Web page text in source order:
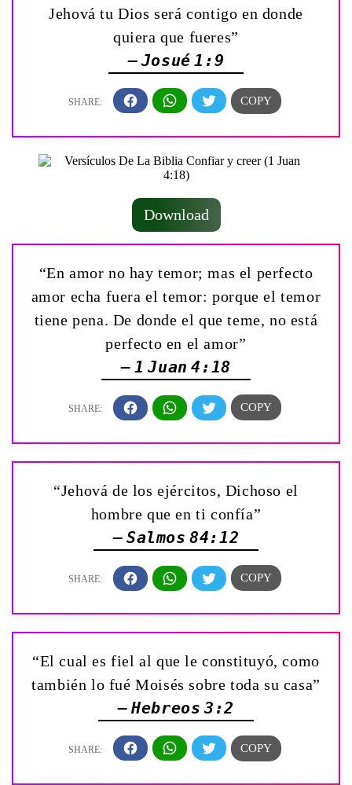
Jehová tu Dios será contigo en donde
quiera que fueres”
— Josué 1:9
Download
“En amor no hay temor; mas el perfecto
amor echa fuera el temor: porque el temor
tiene pena. De donde el que teme, no está
perfecto en el amor”
— 1 Juan 4:18
“Jehová de los ejércitos, Dichoso el
hombre que en ti confía”
— Salmos 84:12
“El cual es fiel al que le constituyó, como
también lo fué Moisés sobre toda su casa”
— Hebreos 3:2